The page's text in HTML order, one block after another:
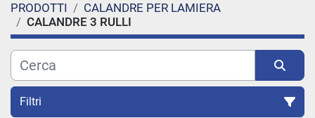
PRODOTTI
CALANDRE PER LAMIERA
CALANDRE 3 RULLI
Filtri